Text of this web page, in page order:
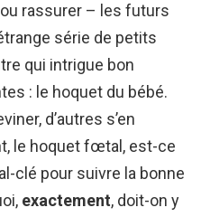
rassurer – les futurs
série de petits
qui intrigue bon
: le hoquet du bébé.
d’autres s’en
le hoquet fœtal, est-ce
clé pour suivre la bonne
exactement, doit-on y